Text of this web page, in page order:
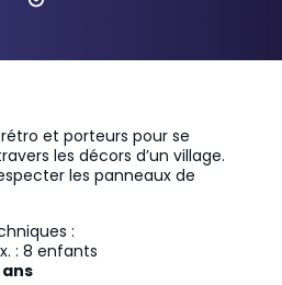
et porteurs pour se
les décors d’un village.
les panneaux de
:
: 8 enfants
ans